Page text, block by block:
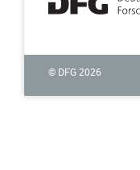
© DFG 2026